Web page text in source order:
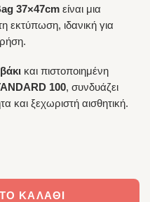
37×47cm είναι μια
εκτύπωση, ιδανική για
και πιστοποιημένη
100, συνδυάζει
και ξεχωριστή αισθητική.
ποσότητα
ΚΑΛΆΘΙ